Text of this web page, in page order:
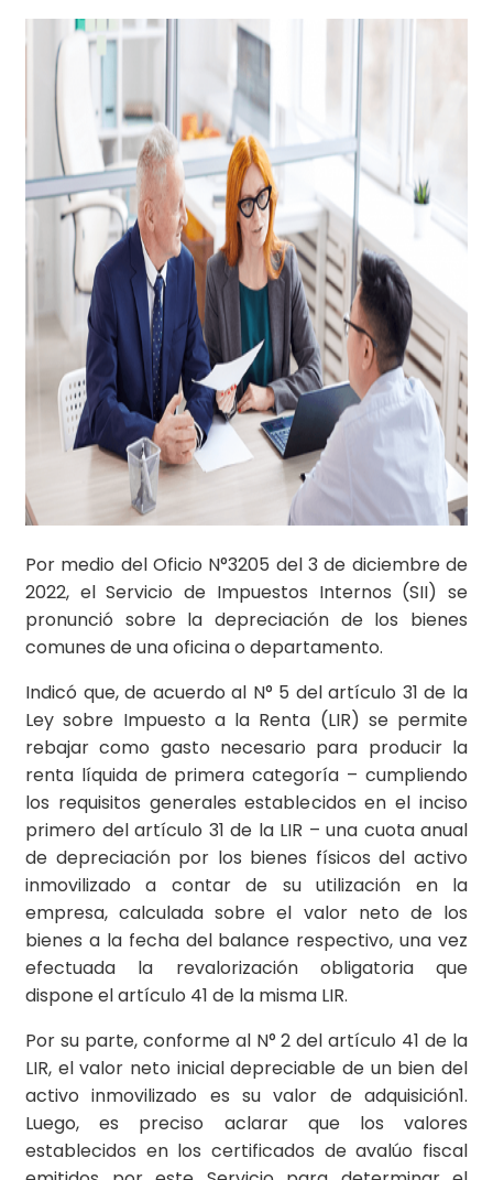
Por medio del Oficio N°3205 del 3 de diciembre de
2022, el Servicio de Impuestos Internos (SII) se
pronunció sobre la depreciación de los bienes
comunes de una oficina o departamento.
Indicó que, de acuerdo al N° 5 del artículo 31 de la
Ley sobre Impuesto a la Renta (LIR) se permite
rebajar como gasto necesario para producir la
renta líquida de primera categoría – cumpliendo
los requisitos generales establecidos en el inciso
primero del artículo 31 de la LIR – una cuota anual
de depreciación por los bienes físicos del activo
inmovilizado a contar de su utilización en la
empresa, calculada sobre el valor neto de los
bienes a la fecha del balance respectivo, una vez
efectuada la revalorización obligatoria que
dispone el artículo 41 de la misma LIR.
Por su parte, conforme al N° 2 del artículo 41 de la
LIR, el valor neto inicial depreciable de un bien del
activo inmovilizado es su valor de adquisición1.
Luego, es preciso aclarar que los valores
establecidos en los certificados de avalúo fiscal